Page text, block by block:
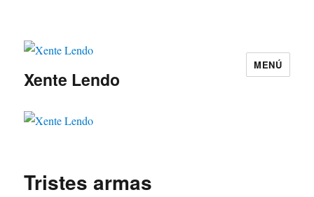
Xente Lendo
MENÚ
Tristes armas